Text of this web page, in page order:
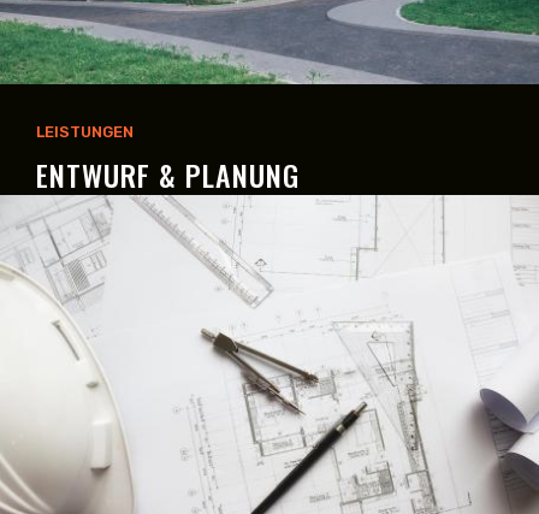
ENTWURF & PLANUNG
LEISTUNGEN